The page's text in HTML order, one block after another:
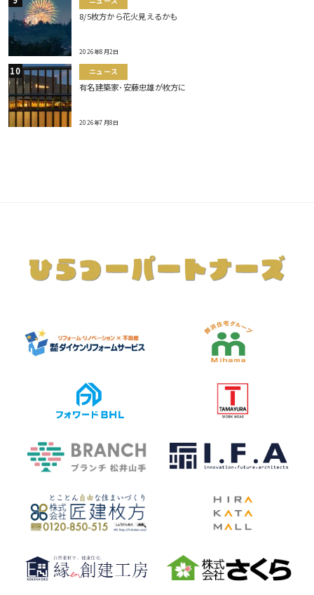
8/5枚方から花火見えるかも
2026年8月2日
ニュース
有名建築家･安藤忠雄が枚方に
2026年7月8日